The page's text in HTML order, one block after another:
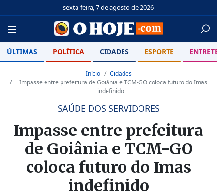
sexta-feira, 7 de agosto de 2026
ÚLTIMAS POLÍTICA CIDADES ESPORTE
Início
Cidades
Impasse entre prefeitura de Goiânia e TCM-GO coloca futuro do Imas
indefinido
SAÚDE DOS SERVIDORES
Impasse entre prefeitura
de Goiânia e TCM-GO
coloca futuro do Imas
indefinido